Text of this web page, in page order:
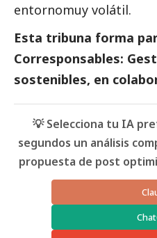
entornomuy volátil.
Esta tribuna forma
Corresponsables:
sostenibles, en
💡 Selecciona tu IA
segundos un análisis
propuesta de post